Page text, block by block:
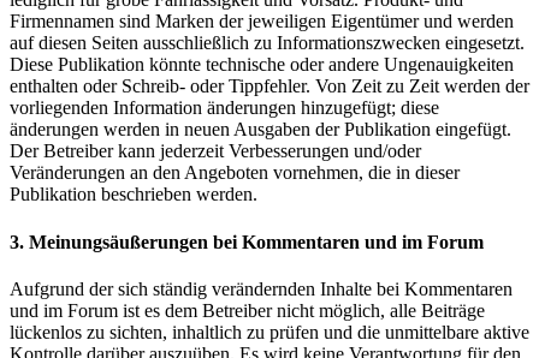
Firmennamen sind Marken der jeweiligen Eigentümer und werden
auf diesen Seiten ausschließlich zu Informationszwecken eingesetzt.
Diese Publikation könnte technische oder andere Ungenauigkeiten
enthalten oder Schreib- oder Tippfehler. Von Zeit zu Zeit werden der
vorliegenden Information änderungen hinzugefügt; diese
änderungen werden in neuen Ausgaben der Publikation eingefügt.
Der Betreiber kann jederzeit Verbesserungen und/oder
Veränderungen an den Angeboten vornehmen, die in dieser
Publikation beschrieben werden.
3. Meinungsäußerungen bei Kommentaren und im Forum
Aufgrund der sich ständig verändernden Inhalte bei Kommentaren
und im Forum ist es dem Betreiber nicht möglich, alle Beiträge
lückenlos zu sichten, inhaltlich zu prüfen und die unmittelbare aktive
Kontrolle darüber auszuüben. Es wird keine Verantwortung für den